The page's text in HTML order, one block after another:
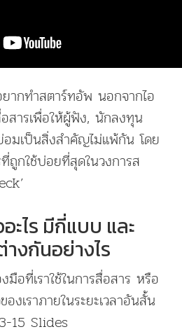
กทำสตาร์ทอัพ นอกจากไอ
สารเพื่อให้ผู้ฟัง, นักลงทุน
อมเป็นสิ่งสำคัญไม่แพ้กัน โดย
ถูกใช้บ่อยที่สุดในวงการส
ะไร มีกี่แบบ และ
งกันอย่างไร
อที่เราใช้ในการสื่อสาร หรือ
งเราภายในระยะเวลาอันสั้น
15 Slides